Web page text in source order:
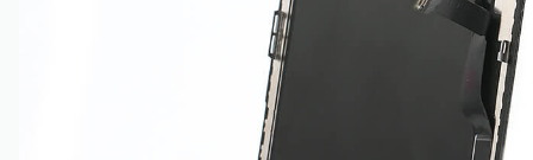
MOTOROLA SERIA
EDGE